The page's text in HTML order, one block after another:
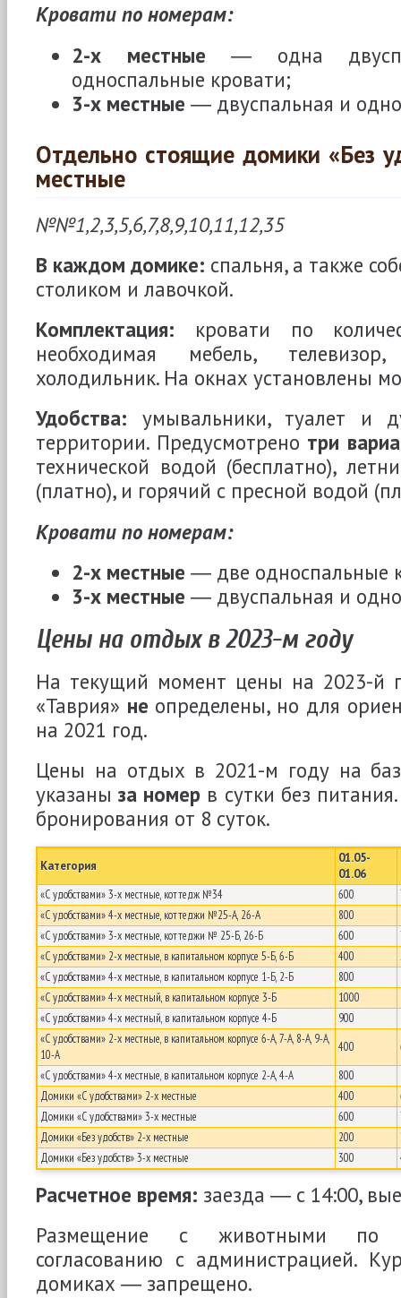
Кровати по номерам:
2-х местные ― одна
односпальные кровати;
3-х местные ― двуспальная и
Отдельно стоящие домики «Без
местные
№№1,2,3,5,6,7,8,9,10,11,12,35
В каждом домике: спальня, а также
столиком и лавочкой.
Комплектация: кровати по
необходимая мебель,
холодильник. На окнах установлены
Удобства: умывальники, туалет и
территории. Предусмотрено три
технической водой (бесплатно),
(платно), и горячий с пресной водой
Кровати по номерам:
2-х местные ― две односпальные
3-х местные ― двуспальная и
Цены на отдых в 2023-м году
На текущий момент цены на 2023-й
«Таврия» не определены, но для
на 2021 год.
Цены на отдых в 2021-м году на
указаныза номер в сутки без
бронирования от 8 суток.
Категория
01.05-
01.06
«С удобствами» 3-х местные, коттедж №34
600
«С удобствами» 4-х местные, коттеджи №25-А, 26-А
800
«С удобствами» 3-х местные, коттеджи № 25-Б, 26-Б
600
«С удобствами» 2-х местные, в капитальном корпусе 5-Б, 6-Б
400
«С удобствами» 4-х местные, в капитальном корпусе 1-Б, 2-Б
800
«С удобствами» 4-х местный, в капитальном корпусе 3-Б
1000
«С удобствами» 4-х местный, в капитальном корпусе 4-Б
900
«С удобствами» 2-х местные, в капитальном корпусе 6-А, 7-А, 8-А, 9-А,
10-А
400
«С удобствами» 4-х местные, в капитальном корпусе 2-А, 4-А
800
Домики «С удобствами» 2-х местные
400
Домики «С удобствами» 3-х местные
600
Домики «Без удобств» 2-х местные
200
Домики «Без удобств» 3-х местные
300
Расчетное время: заезда ― с 14:00,
Размещение с животными по
согласованию с администрацией.
домиках ― запрещено.